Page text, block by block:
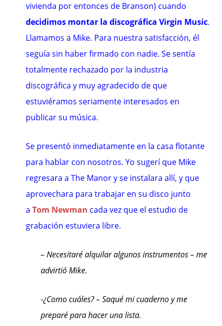
vivienda por entonces de Branson) cuando
decidimos montar la discográfica Virgin Music.
Llamamos a Mike. Para nuestra satisfacción, él
seguía sin haber firmado con nadie. Se sentía
totalmente rechazado por la industria
discográfica y muy agradecido de que
estuviéramos seriamente interesados en
publicar su música.
Se presentó inmediatamente en la casa flotante
para hablar con nosotros. Yo sugerí que Mike
regresara a The Manor y se instalara allí, y que
aprovechara para trabajar en su disco junto
aTom Newman cada vez que el estudio de
grabación estuviera libre.
– Necesitaré alquilar algunos instrumentos – me
advirtió Mike.
-¿Como cuáles? – Saqué mi cuaderno y me
preparé para hacer una lista.